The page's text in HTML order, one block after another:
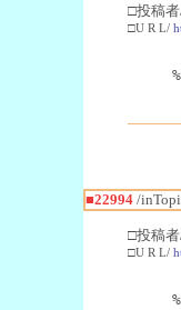
□投稿
□U R L/
■22994/
□投稿
□U R L/